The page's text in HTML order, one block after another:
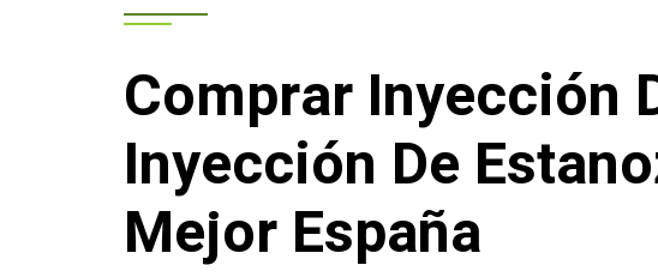
Comprar Inyección
Inyección De
Mejor España